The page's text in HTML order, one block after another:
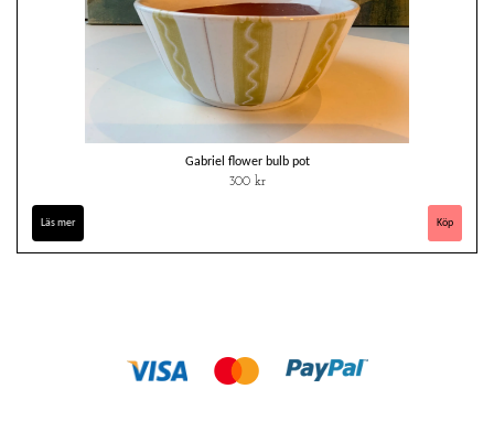
Gabriel flower bulb pot
300 kr
Läs mer